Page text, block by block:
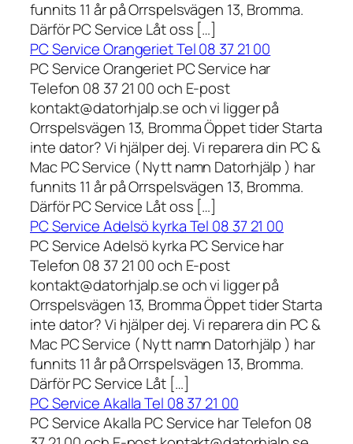
funnits 11 år på Orrspelsvägen 13, Bromma.
Därför PC Service Låt oss […]
PC Service Orangeriet Tel 08 37 21 00
PC Service Orangeriet PC Service har
Telefon 08 37 21 00 och E-post
kontakt@datorhjalp.se och vi ligger på
Orrspelsvägen 13, Bromma Öppet tider Starta
inte dator? Vi hjälper dej. Vi reparera din PC &
Mac PC Service ( Nytt namn Datorhjälp ) har
funnits 11 år på Orrspelsvägen 13, Bromma.
Därför PC Service Låt oss […]
PC Service Adelsö kyrka Tel 08 37 21 00
PC Service Adelsö kyrka PC Service har
Telefon 08 37 21 00 och E-post
kontakt@datorhjalp.se och vi ligger på
Orrspelsvägen 13, Bromma Öppet tider Starta
inte dator? Vi hjälper dej. Vi reparera din PC &
Mac PC Service ( Nytt namn Datorhjälp ) har
funnits 11 år på Orrspelsvägen 13, Bromma.
Därför PC Service Låt […]
PC Service Akalla Tel 08 37 21 00
PC Service Akalla PC Service har Telefon 08